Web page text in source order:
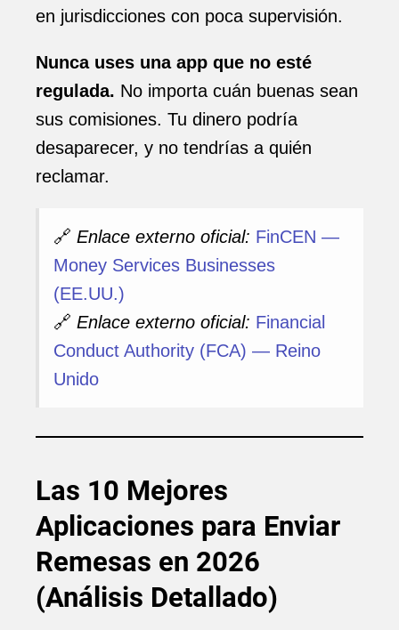
en jurisdicciones con poca supervisión.
Nunca uses una app que no esté
regulada. No importa cuán buenas sean
sus comisiones. Tu dinero podría
desaparecer, y no tendrías a quién
reclamar.
🔗 Enlace externo oficial: FinCEN —
Money Services Businesses
(EE.UU.)
🔗 Enlace externo oficial: Financial
Conduct Authority (FCA) — Reino
Unido
Las 10 Mejores
Aplicaciones para Enviar
Remesas en 2026
(Análisis Detallado)